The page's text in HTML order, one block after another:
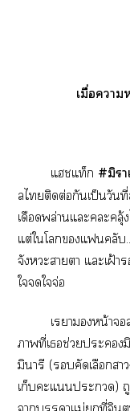
เมื่อา
แชแท็ก #มิา
ลไติดต่อกันเป็นวันที่
เดือดพล่านแะะค
แต่ใโแคลั
จังหวะาา แะเฝ้
ใใจ่อ
เราหน้า
าที่เช่วยะ
มิารี (คัดเลือกา
เก็บะแะ)